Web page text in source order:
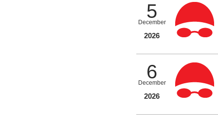
5
December
2026
6
December
2026